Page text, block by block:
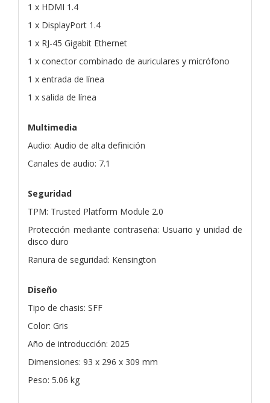
1 x HDMI 1.4
1 x DisplayPort 1.4
1 x RJ-45 Gigabit Ethernet
1 x conector combinado de auriculares y micrófono
1 x entrada de línea
1 x salida de línea
Multimedia
Audio: Audio de alta definición
Canales de audio: 7.1
Seguridad
TPM: Trusted Platform Module 2.0
Protección mediante contraseña: Usuario y unidad de
disco duro
Ranura de seguridad: Kensington
Diseño
Tipo de chasis: SFF
Color: Gris
Año de introducción: 2025
Dimensiones: 93 x 296 x 309 mm
Peso: 5.06 kg